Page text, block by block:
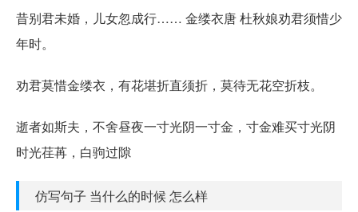
昔别君未婚，儿女忽成行…… 金缕衣唐 杜秋娘劝君须惜少
年时。
劝君莫惜金缕衣，有花堪折直须折，莫待无花空折枝。
逝者如斯夫，不舍昼夜一寸光阴一寸金，寸金难买寸光阴
时光荏苒，白驹过隙
仿写句子 当什么的时候 怎么样